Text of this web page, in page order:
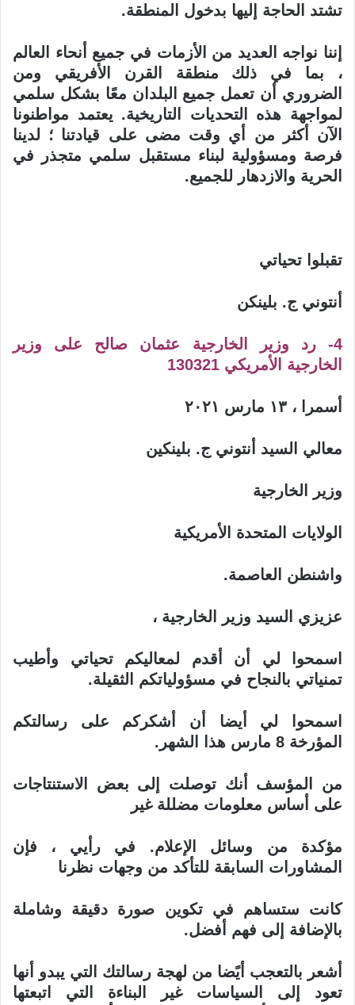
تشتد الحاجة إليها بدخول المنطقة.
إننا نواجه العديد من الأزمات في جميع أنحاء العالم
، بما في ذلك منطقة القرن الأفريقي ومن
الضروري أن تعمل جميع البلدان معًا بشكل سلمي
لمواجهة هذه التحديات
التاريخية. يعتمد مواطنونا
الآن أكثر من أي وقت مضى على قيادتنا ؛ لدينا
فرصة ومسؤولية لبناء مستقبل سلمي متجذر في
الحرية والازدهار للجميع.
تقبلوا تحياتي
أنتوني ج. بلينكن
4- رد وزير الخارجية عثمان صالح على وزير
الخارجية الأمريكي 130321
أسمرا ، ١٣ مارس ٢٠٢١
معالي السيد أنتوني ج. بلينكين
وزير الخارجية
الولايات المتحدة الأمريكية
واشنطن العاصمة.
عزيزي السيد وزير الخارجية ،
اسمحوا لي أن أقدم لمعاليكم تحياتي وأطيب
تمنياتي بالنجاح في مسؤولياتكم الثقيلة.
اسمحوا لي أيضا أن أشكركم على رسالتكم
المؤرخة 8 مارس هذا الشهر
.
من المؤسف أنك توصلت إلى بعض الاستنتاجات
على أساس معلومات مضللة غير
مؤكدة من وسائل الإعلام. في رأيي ، فإن
المشاورات السابقة للتأكد من وجهات نظرنا
كانت ستساهم في تكوين صورة دقيقة وشاملة
بالإضافة إلى فهم أفضل.
أشعر بالتعجب أيًضا من لهجة رسالتك التي يبدو أنها
تعود إلى السياسات غير البناءة
التي اتبعتها